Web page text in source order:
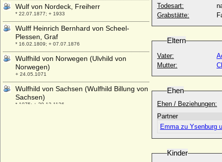
Todesart:
Grabstätte:
Eltern
Vater:
Mutter:
Ehen
Ehen / Beziehungen:
Partner
Emma zu Ysenburg
Kinder
Wulf von Nordeck, Freiherr
* 22.07.1877; + 1933
Wulff Heinrich Bernhard von Scheel-
Plessen, Graf
* 16.02.1809; + 07.07.1876
Wulfhild von Norwegen (Ulvhild von
Norwegen)
+ 24.05.1071
Wulfhild von Sachsen (Wulfhild Billung von
Sachsen)
* 1075; + 29.12.1126